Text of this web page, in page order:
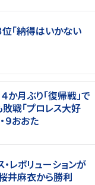
「納得はいかない
か月ぶり「復帰戦」で
敗戦「プロレス大好
９おおた
・レボリューションが
井麻衣から勝利